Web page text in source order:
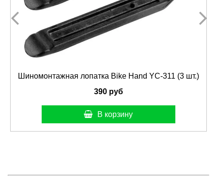
Шиномонтажная лопатка Bike Hand YC-311 (3 шт.)
390 руб
В корзину